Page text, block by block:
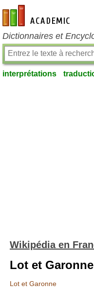
fr-academic.com
Dictionnaires et
interprétations
Wikipédia en
Lot et Garonne
Lot et Garonne